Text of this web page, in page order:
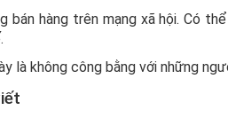
bán hàng trên mạng xã hội. Có
là không công bằng với những